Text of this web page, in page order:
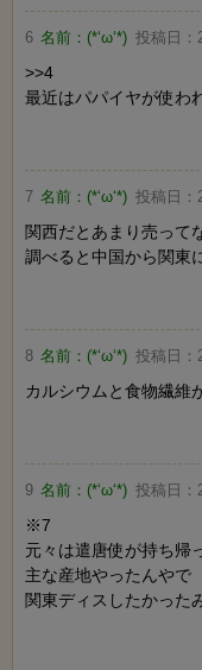
6 名前： (*‘ω‘*) 投稿日：
>>4
最近はパパイヤが使わ
7 名前： (*‘ω‘*) 投稿日：
関西だとあまり売って
調べると中国から関東
8 名前： (*‘ω‘*) 投稿日：
カルシウムと食物繊維
9 名前： (*‘ω‘*) 投稿日：
※7
元々は遣唐使が持ち帰
主な産地やったんやで
関東ディスしたかった